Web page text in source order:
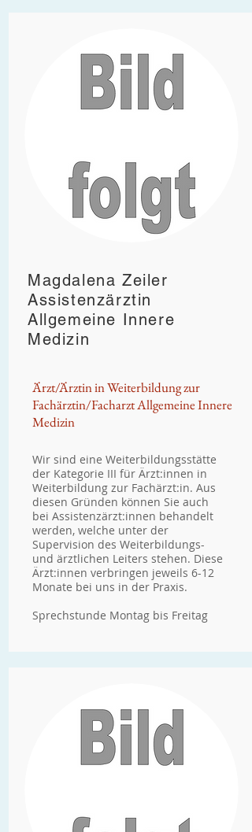
Magdalena Zeiler
Assistenzärztin
Allgemeine Innere
Medizin
Ärzt/Ärztin in Weiterbildung zur
Fachärztin/Facharzt Allgemeine Innere
Medizin
Wir sind eine Weiterbildungsstätte
der Kategorie III für Ärzt:innen in
Weiterbildung zur Fachärzt:in. Aus
diesen Gründen können Sie auch
bei Assistenzärzt:innen behandelt
werden, welche unter der
Supervision des Weiterbildungs-
und ärztlichen Leiters stehen. Diese
Ärzt:innen verbringen jeweils 6-12
Monate bei uns in der Praxis.
Sprechstunde Montag bis Freitag